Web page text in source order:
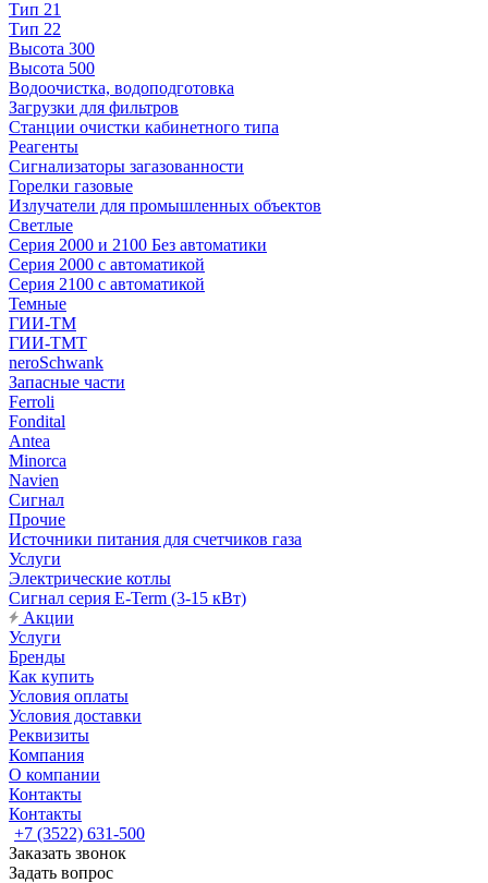
Тип 21
Тип 22
Высота 300
Высота 500
Водоочистка, водоподготовка
Загрузки для фильтров
Станции очистки кабинетного типа
Реагенты
Сигнализаторы загазованности
Горелки газовые
Излучатели для промышленных объектов
Светлые
Серия 2000 и 2100 Без автоматики
Серия 2000 с автоматикой
Серия 2100 с автоматикой
Темные
ГИИ-ТМ
ГИИ-ТМТ
neroSchwank
Запасные части
Ferroli
Fondital
Antea
Minorca
Navien
Сигнал
Прочие
Источники питания для счетчиков газа
Услуги
Электрические котлы
Сигнал серия E-Term (3-15 кВт)
Акции
Услуги
Бренды
Как купить
Условия оплаты
Условия доставки
Реквизиты
Компания
О компании
Контакты
Контакты
+7 (3522) 631-500
Заказать звонок
Задать вопрос